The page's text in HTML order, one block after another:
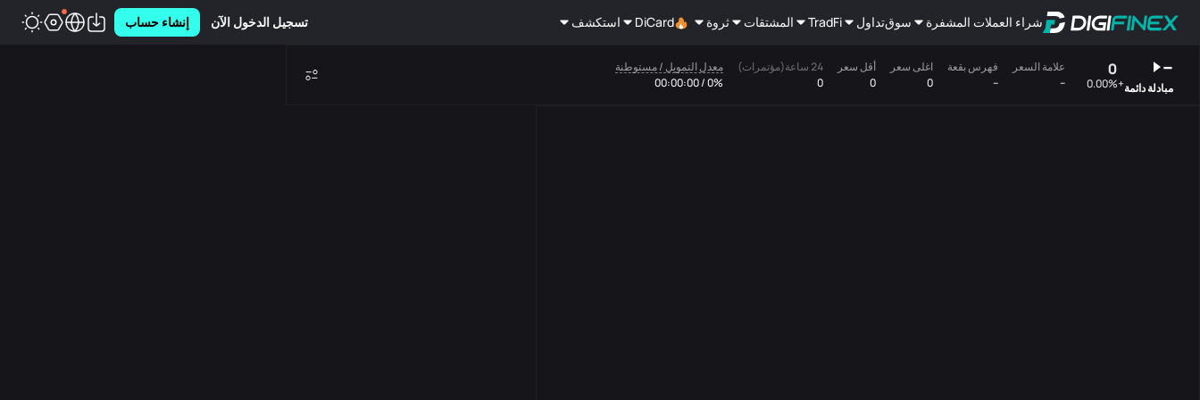
شراء العملات المشفرة سوقتداول TradFi المشتقات ثروة DiCard استكشف تسجيل الدخول الآن إنشاء حساب
--
مبادلة دائمة
0
+0.00%
علامة السعر
--
فهرس بقعة
--
اغلى سعر
0
أقل سعر
0
24 ساعة(مؤتمرات)
0
معدل التمويل / مستوطنة
0% / 00:00:00